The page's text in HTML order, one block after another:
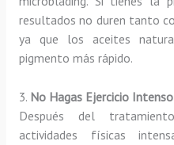
resultados no duren tanto
ya que los aceites
pigmento más rápido.
3. No Hagas Ejercicio
Después del
actividades físicas